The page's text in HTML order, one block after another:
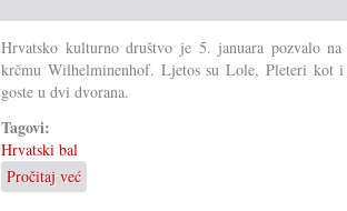
Hrvatsko kulturno društvo je 5. januara pozvalo
krčmu Wilhelminenhof. Ljetos su Lole, Pleteri kot
goste u dvi dvorana.
Tagovi:
Hrvatski bal
Pročitaj već
Hrvatski